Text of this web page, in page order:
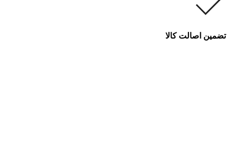
تضمین اصالت کالا